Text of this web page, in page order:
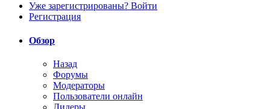
Уже зарегистрированы? Войти
Регистрация
Обзор
Назад
Форумы
Модераторы
Пользователи онлайн
Лидеры